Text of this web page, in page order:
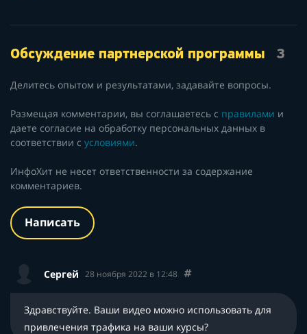
Обсуждение партнерской программы 3
Делитесь опытом и результатами, задавайте вопросы.
Размещая комментарии, вы соглашаетесь с правилами и
даете согласие на обработку персональных данных в
соответствии с условиями.
ИнфоХит не несет ответственности за содержание
комментариев.
Написать
Сергей 28 ноября 2022 в 12:48
Здравствуйте. Ваши видео можно использовать для
привлечения трафика на ваши курсы?